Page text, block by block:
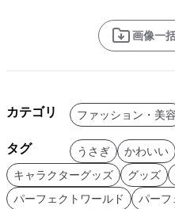
画像一
カテゴリ ファッション・美容
タグ うさぎ かわいい
キャラクターグッズ
グッズ
パーフェクトワールド
パーフ